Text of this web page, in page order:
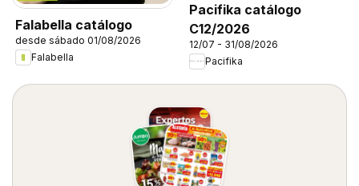
Falabella catálogo
desde sábado 01/08/2026
Falabella
Pacifika catálogo
C12/2026
12/07 - 31/08/2026
Pacifika